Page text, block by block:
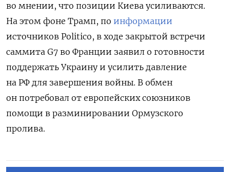
во мнении, что позиции Киева усиливаются.
На этом фоне Трамп, по информации
источников Politico, в ходе закрытой встречи
саммита G7 во Франции заявил о готовности
поддержать Украину и усилить давление
на РФ для завершения войны. В обмен
он потребовал от европейских союзников
помощи в разминировании Ормузского
пролива.